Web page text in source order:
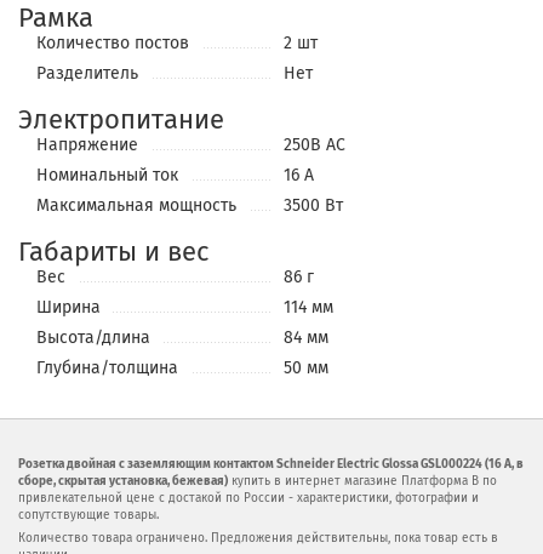
Рамка
Количество постов
2 шт
Разделитель
Нет
Электропитание
Напряжение
250В АС
Номинальный ток
16 А
Максимальная мощность
3500 Вт
Габариты и вес
Вес
86 г
Ширина
114 мм
Высота/длина
84 мм
Глубина/толщина
50 мм
Розетка двойная с заземляющим контактом Schneider Electric Glossa GSL000224 (16 А, в
сборе, скрытая установка, бежевая) купить в интернет магазине Платформа В по
привлекательной цене с достакой по России - характеристики, фотографии и
сопутствующие товары.
Количество товара ограничено. Предложения действительны, пока товар есть в